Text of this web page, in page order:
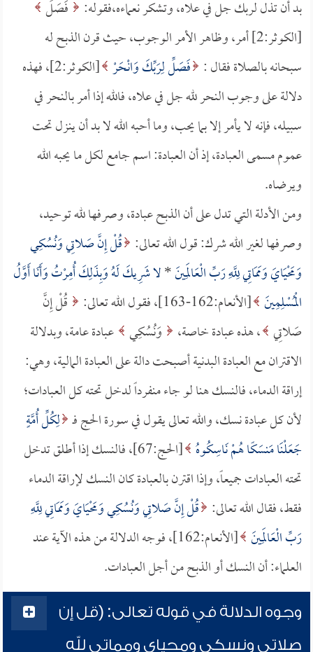
بد أن تذل لربك جل في علاه، وتشكر نعماءه،فقوله:
فَصَلِّ
[الكوثر:2] أمر، وظاهر الأمر الوجوب، حيث قرن الذبح له
سبحانه بالصلاة فقال : فَصَلِّ لِرَبِّكَ وَانْحَرْ
[الكوثر:2]، فهذه
دلالة على وجوب النحر لله جل في علاه، فالله إذا أمر بالنحر في
سبيله، فإنه لا يأمر إلا بما يحب، وما أحبه الله لا بد أن ينزل تحت
عموم مسمى العبادة، إذ أن العبادة: اسم جامع لكل ما يحبه الله
ويرضاه.
ومن الأدلة التي تدل على أن الذبح عبادة، وصرفها لله توحيد،
وصرفها لغير الله شرك: قول الله تعالى: قُلْ إِنَّ صَلاتِي وَنُسُكِي
وَمَحْيَايَ وَمَمَاتِي لِلَّهِ رَبِّ الْعَالَمِينَ*لا شَرِيكَ لَهُ وَبِذَلِكَ أُمِرْتُ وَأَنَا أَوَّلُ
الْمُسْلِمِينَ [الأنعام:162-163]، فقول الله تعالى:
قُلْ إِنَّ
صَلاتِي ، هذه عبادة خاصة، وَنُسُكِي عبادة عامة، وبدلالة
الاقتران مع العبادة البدنية أصبحت دالة على العبادة المالية، وهي:
إراقة الدماء، فالنسك هنا لو جاء منفرداً لدخل تحته كل العبادات؛
لأن كل عبادة نسك، والله تعالى يقول في سورة الحج فـ لِكُلِّ أُمَّةٍ
جَعَلْنَا مَنسَكًا هُمْ نَاسِكُوهُ
[الحج:67]، فالنسك إذا أطلق تدخل
تحته العبادات جميعاً، وإذا اقترن بالعبادة كان النسك لإراقة الدماء
فقط، فقال الله تعالى: قُلْ إِنَّ صَلاتِي وَنُسُكِي وَمَحْيَايَ وَمَمَاتِي لِلَّهِ
رَبِّ الْعَالَمِينَ
[الأنعام:162]، فوجه الدلالة من هذه الآية عند
العلماء: أن النسك أو الذبح من أجل العبادات.
وجوه الدلالة في قوله تعالى: (قل إن
صلاتي ونسكي ومحياي ومماتي لله